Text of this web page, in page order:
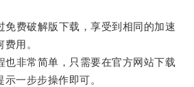
费破解版下载，享受到相同的加速
用。
非常简单，只需要在官方网站下载
一步步操作即可。